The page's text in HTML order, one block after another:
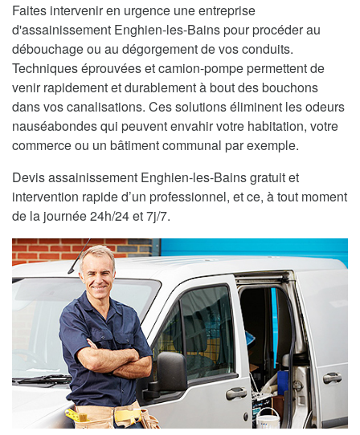
Faites intervenir en urgence une entreprise
d'assainissement Enghien-les-Bains pour procéder au
débouchage ou au dégorgement de vos conduits.
Techniques éprouvées et camion-pompe permettent de
venir rapidement et durablement à bout des bouchons
dans vos canalisations. Ces solutions éliminent les odeurs
nauséabondes qui peuvent envahir votre habitation, votre
commerce ou un bâtiment communal par exemple.
Devis assainissement Enghien-les-Bains gratuit et
intervention rapide d’un professionnel, et ce, à tout moment
de la journée 24h/24 et 7j/7.